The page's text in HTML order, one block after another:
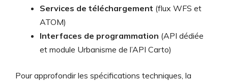
Services de téléchargement (flux WFS et
ATOM)
Interfaces de programmation (API dédiée
et module Urbanisme de l’API Carto)
Pour approfondir les spécifications techniques, la